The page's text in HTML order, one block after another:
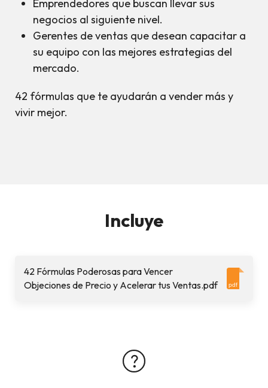
Emprendedores que buscan llevar sus
negocios al siguiente nivel.
Gerentes de ventas que desean capacitar a
su equipo con las mejores estrategias del
mercado.
42 fórmulas que te ayudarán a vender más y
vivir mejor.
Incluye
42 Fórmulas Poderosas para Vencer
Objeciones de Precio y Acelerar tus Ventas.pdf
pdf